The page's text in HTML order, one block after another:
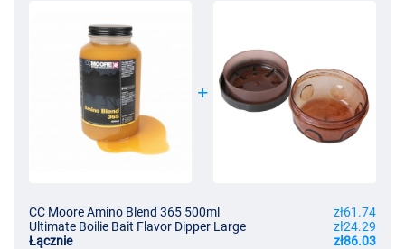
CC Moore Amino Blend 365 500ml
zł61.74
Ultimate Boilie Bait Flavor Dipper Large
zł24.29
Łącznie
zł86.03